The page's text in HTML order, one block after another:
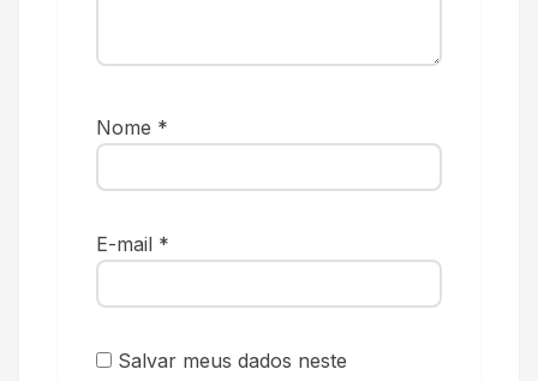
Nome *
E-mail *
Salvar meus dados neste